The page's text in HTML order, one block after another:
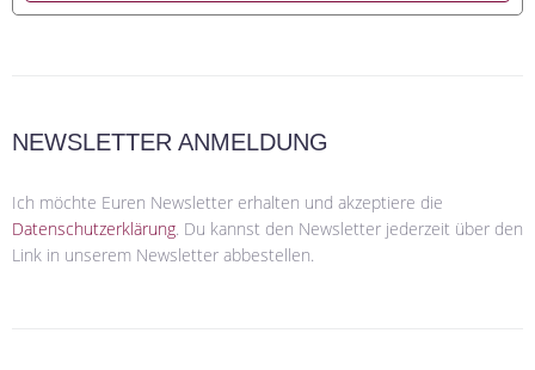
NEWSLETTER ANMELDUNG
Ich möchte Euren Newsletter erhalten und akzeptiere die
Datenschutzerklärung. Du kannst den Newsletter jederzeit über den
Link in unserem Newsletter abbestellen.